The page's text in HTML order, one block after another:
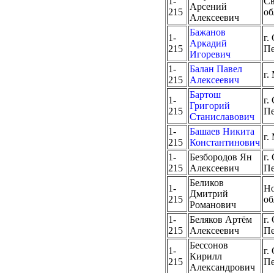
215
Арсений
Алексеевич
1-
215
Бажанов
Аркадий
Игоревич
г.
1-
215
Балан Павел
Алексеевич
г.
1-
215
Бартош
Григорий
Станиславович
г.
1-
215
Башаев Никита
Константинович
г.
1-
215
Безбородов Ян
Алексеевич
г.
1-
215
Беликов
Дмитрий
Романович
1-
215
Беляков Артём
Алексеевич
г.
1-
215
Бессонов
Кирилл
Александрович
г.